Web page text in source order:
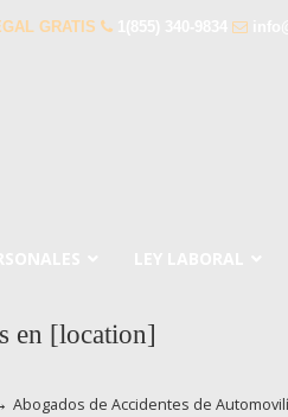
GRATIS
en [location]
Abogados de Accidentes de